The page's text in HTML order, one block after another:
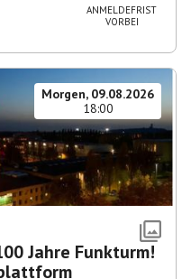
ANMELDEFRIST
VORBEI
Morgen, 09.08.2026
18:00
Jahre Funkturm!